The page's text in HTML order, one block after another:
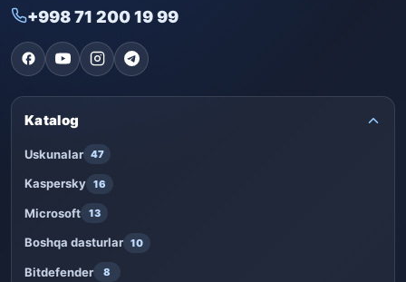
+998 71 200 19 99
Katalog
Uskunalar 47
Kaspersky 16
Microsoft 13
Boshqa dasturlar 10
Bitdefender 8